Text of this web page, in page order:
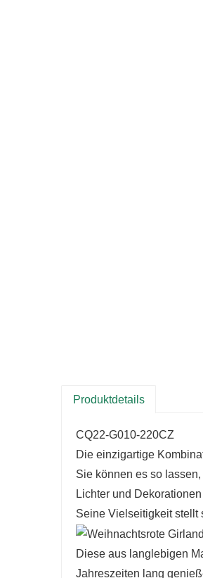
Produktdetails
CQ22-G010-220CZ
Die einzigartige
Sie können es so
Lichter und
Seine Vielseitigkeit stellt
Diese aus langlebigen
Jahreszeiten lang